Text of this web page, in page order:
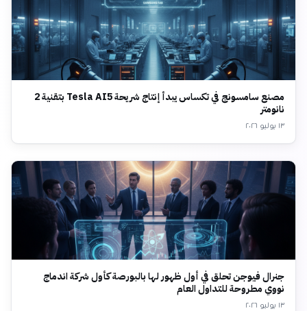
مصنع سامسونج في تكساس يبدأ إنتاج شريحة Tesla AI5 بتقنية 2
نانومتر
١٣ يوليو ٢٠٢٦
جنرال فيوجن تحلق في أول ظهور لها بالبورصة كأول شركة اندماج
نووي مطروحة للتداول العام
١٣ يوليو ٢٠٢٦